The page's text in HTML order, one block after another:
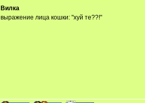
Вилка
выражение лица кошки: "хуй те??!"